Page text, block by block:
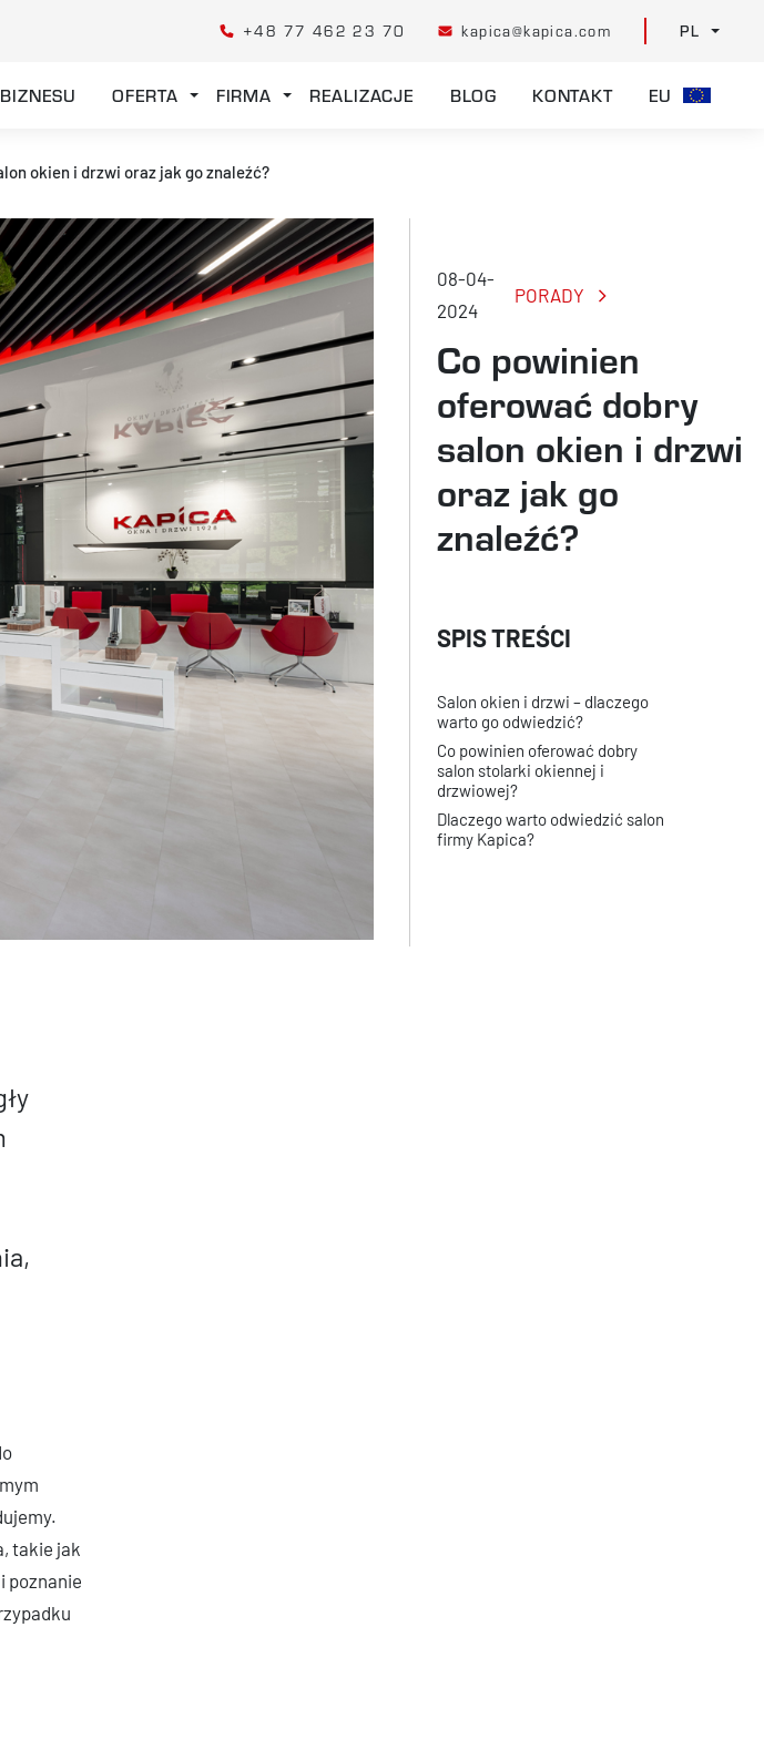
+48 77 462 23 70 kapica@kapica.com PL
OFERTA FIRMA REALIZACJE BLOG KONTAKT EU
okien i drzwi oraz jak go znaleźć?
takie jak
poznanie
08-04-
2024
PORADY
Co powinien
oferować dobry
salon okien i drzwi
oraz jak go
znaleźć?
Salon okien i drzwi – dlaczego
warto go odwiedzić?
Co powinien oferować dobry
salon stolarki okiennej i
drzwiowej?
Dlaczego warto odwiedzić salon
firmy Kapica?